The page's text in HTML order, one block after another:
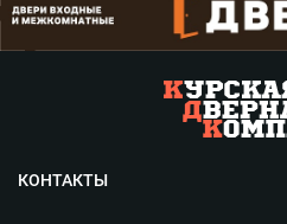
КОНТАКТЫ